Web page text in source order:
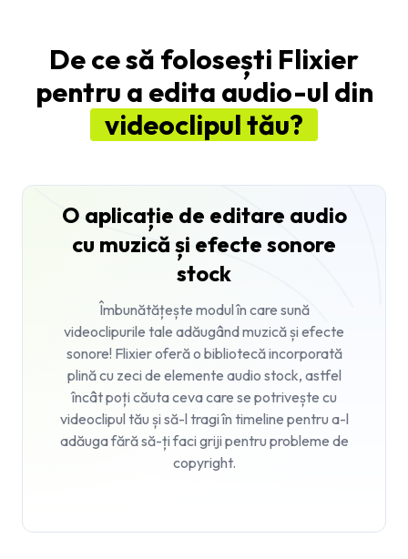
De ce să folosești Flixier
pentru a edita audio-ul din
videoclipul tău?
O aplicație de editare audio
cu muzică și efecte sonore
stock
Îmbunătățește modul în care sună
videoclipurile tale adăugând muzică și efecte
sonore! Flixier oferă o bibliotecă incorporată
plină cu zeci de elemente audio stock, astfel
încât poți căuta ceva care se potrivește cu
videoclipul tău și să-l tragi în timeline pentru a-l
adăuga fără să-ți faci griji pentru probleme de
copyright.